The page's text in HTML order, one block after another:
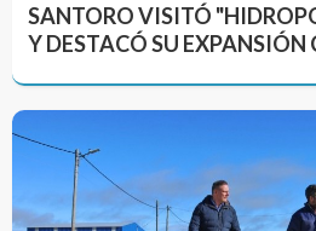
SANTORO VISITÓ
Y DESTACÓ SU EXPANSIÓN